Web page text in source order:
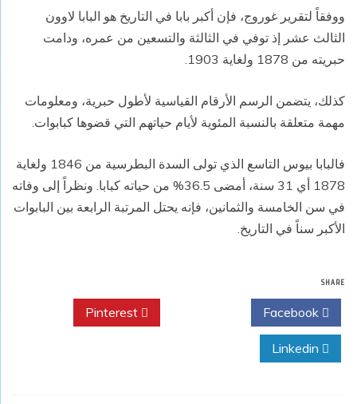
ووفقاً لتقرير غوروج، فإن أكبر بابا في التاريخ هو البابا لاوون
الثالث عشر إذ توفي في الثالثة والتسعين من عمره، ودامت
حبريته من 1878 ولغاية 1903.
كذلك، يتضمن الرسم الأرقام القياسية لأطول حبرية، ومعلومات
مهمة متعلقة بالنسبة المئوية لأيام حياتهم التي قضوها كبابوات.
فالبابا بيوس التاسع الذي تولى السدة البطرسية من 1846 ولغاية
1878 أي 31 سنة، أمضى 36.5% من حياته كبابا. ونظراً إلى وفاته
في سن الخامسة والثمانين، فإنه يحتل المرتبة الرابعة بين البابوات
الأكبر سناً في التاريخ.
SHARE